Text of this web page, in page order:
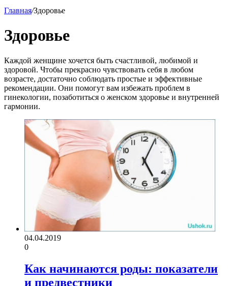
Главная/Здоровье
Здоровье
Каждой женщине хочется быть счастливой, любимой и
здоровой. Чтобы прекрасно чувствовать себя в любом
возрасте, достаточно соблюдать простые и эффективные
рекомендации. Они помогут вам избежать проблем в
гинекологии, позаботиться о женском здоровье и внутренней
гармонии.
04.04.2019
0
Как начинаются роды: показатели
и предвестники